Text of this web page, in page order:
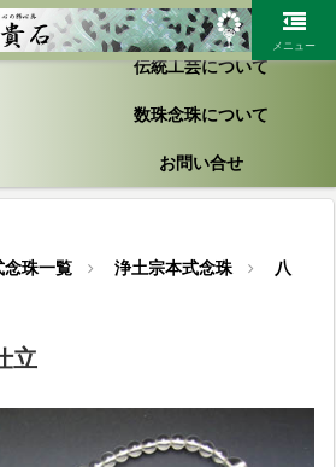
る製品作り」を心がけ大切にしております
伝統工芸について
数珠念珠について
お問い合せ
念珠一覧 浄土宗本式念珠
八
立
メニュー